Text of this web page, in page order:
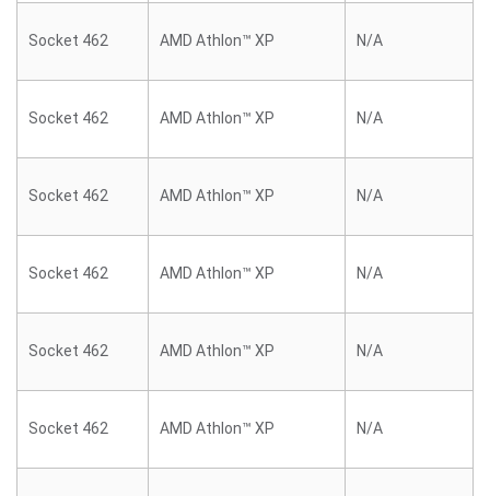
Socket 462 AMD Athlon™ XP N/A
Socket 462 AMD Athlon™ XP N/A
Socket 462 AMD Athlon™ XP N/A
Socket 462 AMD Athlon™ XP N/A
Socket 462 AMD Athlon™ XP N/A
Socket 462 AMD Athlon™ XP N/A